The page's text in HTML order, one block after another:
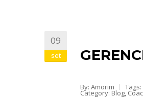
09
set
By: Amorim Tags:
Category: Blog,